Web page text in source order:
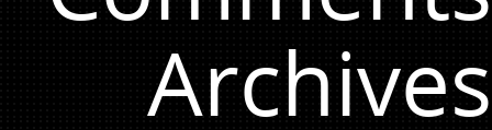
Archives